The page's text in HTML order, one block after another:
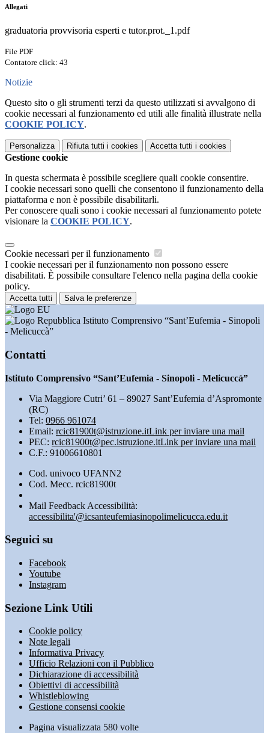
Allegati
graduatoria provvisoria esperti e tutor.prot._1.pdf
File PDF
Contatore click: 43
Notizie
Questo sito o gli strumenti terzi da questo utilizzati si avvalgono di
cookie necessari al funzionamento ed utili alle finalità illustrate nella
COOKIE POLICY.
Personalizza Rifiuta tutti i cookies Accetta tutti i cookies
Gestione cookie
In questa schermata è possibile scegliere quali cookie consentire.
I cookie necessari sono quelli che consentono il funzionamento della
piattaforma e non è possibile disabilitarli.
Per conoscere quali sono i cookie necessari al funzionamento potete
visionare la COOKIE POLICY.
Cookie necessari per il funzionamento
I cookie necessari per il funzionamento non possono essere
disabilitati. È possibile consultare l'elenco nella pagina della cookie
policy.
Accetta tutti Salva le preferenze
Istituto Comprensivo “Sant’Eufemia - Sinopoli
- Melicuccà”
Contatti
Istituto Comprensivo “Sant’Eufemia - Sinopoli - Melicuccà”
Via Maggiore Cutri’ 61 – 89027 Sant’Eufemia d’Aspromonte
(RC)
Tel: 0966 961074
Email: rcic81900t@istruzione.itLink per inviare una mail
PEC: rcic81900t@pec.istruzione.itLink per inviare una mail
C.F.: 91006610801
Cod. univoco UFANN2
Cod. Mecc. rcic81900t
Mail Feedback Accessibilità:
accessibilita'@icsanteufemiasinopolimelicucca.edu.it
Seguici su
Facebook
Youtube
Instagram
Sezione Link Utili
Cookie policy
Note legali
Informativa Privacy
Ufficio Relazioni con il Pubblico
Dichiarazione di accessibilità
Obiettivi di accessibilità
Whistleblowing
Gestione consensi cookie
Pagina visualizzata 580 volte